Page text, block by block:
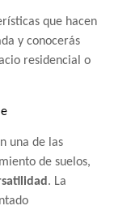
que hacen
y conocerás
residencial o
una de las
de suelos,
. La